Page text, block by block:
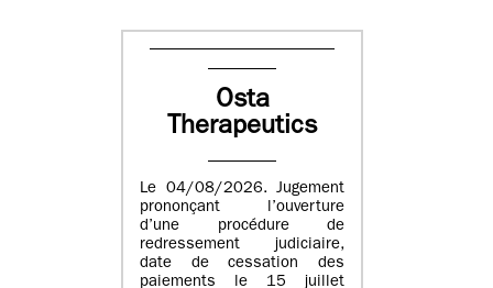
Osta
Therapeutics
Le 04/08/2026. Jugement
prononçant l’ouverture
d’une procédure de
redressement judiciaire,
date de cessation des
paiements le 15 juillet